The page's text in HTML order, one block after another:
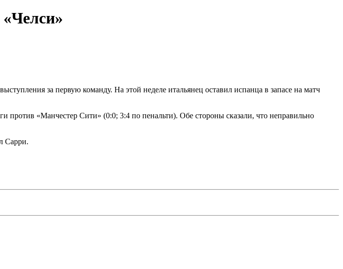
за первую команду. На этой неделе итальянец оставил испанца в запасе на матч
против «Манчестер Сити» (0:0; 3:4 по пенальти). Обе стороны сказали, что неправильно
Сарри.